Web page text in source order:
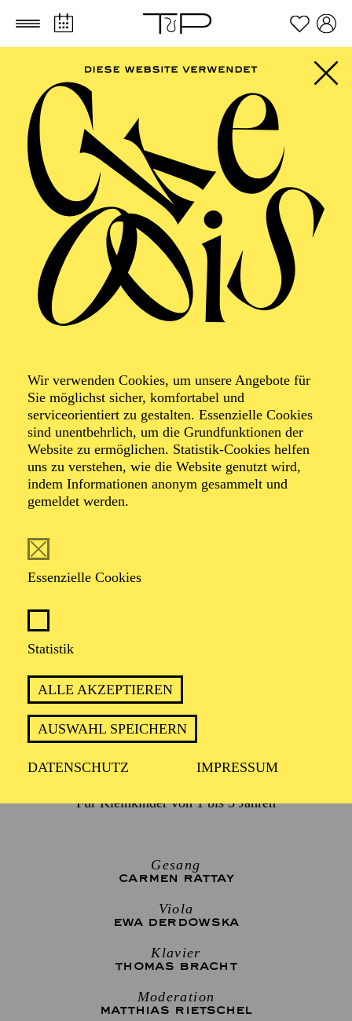
Zum Hauptinhalt springen Zum Footer springen
Wir verwenden Cookies, um unsere Angebote für
Sie möglichst sicher, komfortabel und
serviceorientiert zu gestalten. Essenzielle Cookies
sind unentbehrlich, um die Grundfunktionen der
Website zu ermöglichen. Statistik-Cookies helfen
uns zu verstehen, wie die Website genutzt wird,
indem Informationen anonym gesammelt und
gemeldet werden.
Essenzielle Cookies
Statistik
ALLE AKZEPTIEREN
AUSWAHL SPEICHERN
DATENSCHUTZ IMPRESSUM
PHILHARMONIE
Die große
Schwester
Kleinkinderkonzert
EIN KONZERT ZUM ZUHÖREN UND
ca. 45 Minuten
Für Kleinkinder von 1 bis 3 Jahren
Gesang
CARMEN RATTAY
Viola
EWA DERDOWSKA
Klavier
THOMAS BRACHT
Moderation
MATTHIAS RIETSCHEL